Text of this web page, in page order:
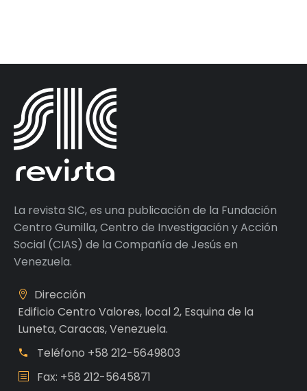
La revista SIC, es una publicación de la Fundación
Centro Gumilla, Centro de Investigación y Acción
Social (CIAS) de la Compañía de Jesús en
Venezuela.
Dirección
Edificio Centro Valores, local 2, Esquina de la
Luneta, Caracas, Venezuela.
Teléfono +58 212-5649803
Fax: +58 212-5645871